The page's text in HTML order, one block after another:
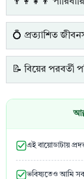
💍 প্রত্যাশিত
📝 বিয়ের পরবর্তী
এই বায়োডাটায়
ভবিষ্যতেও আমি